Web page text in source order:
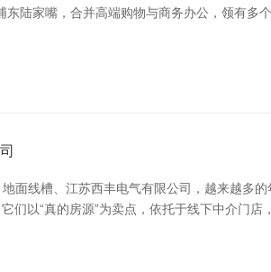
陆家嘴，合并高端购物与商务办公，领有多
线槽、江苏西丰电气有限公司，越来越多的
以“真的房源”为卖点，依托于线下中介门店